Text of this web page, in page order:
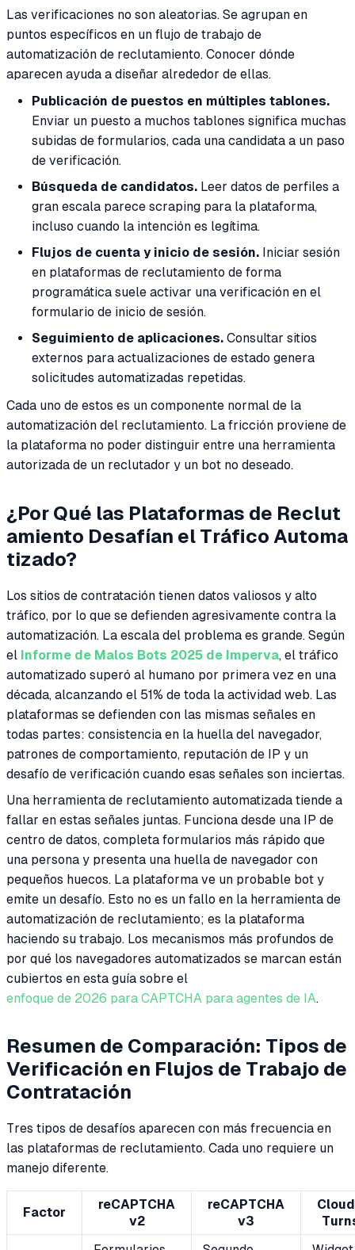
Las verificaciones no son aleatorias. Se agrupan en
puntos específicos en un flujo de trabajo de
automatización de reclutamiento. Conocer dónde
aparecen ayuda a diseñar alrededor de ellas.
Publicación de puestos en múltiples tablones.
Enviar un puesto a muchos tablones significa muchas
subidas de formularios, cada una candidata a un paso
de verificación.
Búsqueda de candidatos. Leer datos de perfiles a
gran escala parece scraping para la plataforma,
incluso cuando la intención es legítima.
Flujos de cuenta y inicio de sesión. Iniciar sesión
en plataformas de reclutamiento de forma
programática suele activar una verificación en el
formulario de inicio de sesión.
Seguimiento de aplicaciones. Consultar sitios
externos para actualizaciones de estado genera
solicitudes automatizadas repetidas.
Cada uno de estos es un componente normal de la
automatización del reclutamiento. La fricción proviene de
la plataforma no poder distinguir entre una herramienta
autorizada de un reclutador y un bot no deseado.
¿Por Qué las Plataformas de Reclut
amiento Desafían el Tráfico Automa
tizado?
Los sitios de contratación tienen datos valiosos y alto
tráfico, por lo que se defienden agresivamente contra la
automatización. La escala del problema es grande. Según
el Informe de Malos Bots 2025 de Imperva, el tráfico
automatizado superó al humano por primera vez en una
década, alcanzando el 51% de toda la actividad web. Las
plataformas se defienden con las mismas señales en
todas partes: consistencia en la huella del navegador,
patrones de comportamiento, reputación de IP y un
desafío de verificación cuando esas señales son inciertas.
Una herramienta de reclutamiento automatizada tiende a
fallar en estas señales juntas. Funciona desde una IP de
centro de datos, completa formularios más rápido que
una persona y presenta una huella de navegador con
pequeños huecos. La plataforma ve un probable bot y
emite un desafío. Esto no es un fallo en la herramienta de
automatización de reclutamiento; es la plataforma
haciendo su trabajo. Los mecanismos más profundos de
por qué los navegadores automatizados se marcan están
cubiertos en esta guía sobre el
enfoque de 2026 para CAPTCHA para agentes de IA.
Resumen de Comparación: Tipos de
Verificación en Flujos de Trabajo de
Contratación
Tres tipos de desafíos aparecen con más frecuencia en
las plataformas de reclutamiento. Cada uno requiere un
manejo diferente.
Factor
reCAPTCHA
v2
reCAPTCHA
v3